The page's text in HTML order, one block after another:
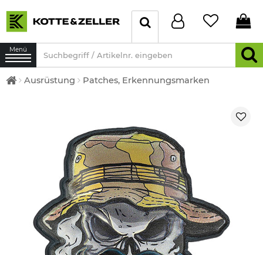
Menü
Ausrüstung Patches, Erkennungsmarken